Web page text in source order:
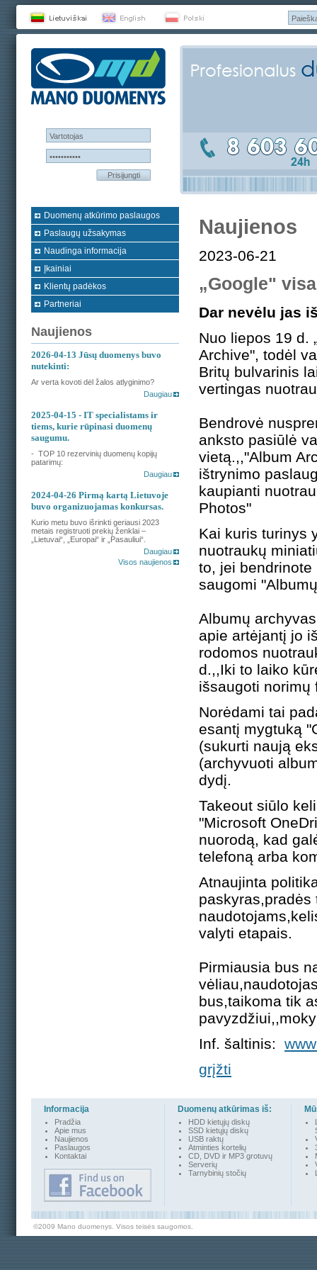
Prisijungti
Duomenų atkūrimo paslaugos
Paslaugų užsakymas
Naudinga informacija
Įkainiai
Klientų padėkos
Partneriai
Naujienos
2026-04-13 Jūsų duomenys buvo
nutekinti:
Ar verta kovoti dėl žalos atlyginimo?
Daugiau
2025-04-15 - IT specialistams ir
tiems, kurie rūpinasi duomenų
saugumu.
- TOP 10 rezervinių duomenų kopijų
patarimų:
Daugiau
2024-04-26 Pirmą kartą Lietuvoje
buvo organizuojamas konkursas.
Kurio metu buvo išrinkti geriausi 2023
metais registruoti prekių ženklai –
„Lietuvai“, „Europai“ ir „Pasauliui“.
Daugiau
Visos naujienos
Naujienos
2023-06-21
„Google"
Dar nevėlu jas
Nuo liepos 19 d.
Archive", todėl
Britų bulvarinis
vertingas
Bendrovė
anksto pasiūlė
vietą.,,"Album
ištrynimo
kaupianti
Photos"
Kai kuris turinys
nuotraukų
to, jei
saugomi
Albumų
apie artėjantį jo
rodomos
d.,,Iki to laiko
išsaugoti norimų
Norėdami tai
esantį mygtuką
(sukurti naują
(archyvuoti
dydį.
Takeout siūlo
"Microsoft
nuorodą, kad
telefoną arba
Atnaujinta
valyti etapais.
Pirmiausia bus
bus,taikoma tik
Inf. šaltinis:
grįžti
Informacija
Pradžia
Apie mus
Naujienos
Paslaugos
Kontaktai
Duomenų atkūrimas iš:
HDD kietųjų diskų
SSD kietųjų diskų
USB raktų
Atminties kortelių
CD, DVD ir MP3 grotuvų
Serverių
Tarnybinių stočių
©2009 Mano duomenys. Visos teisės saugomos.